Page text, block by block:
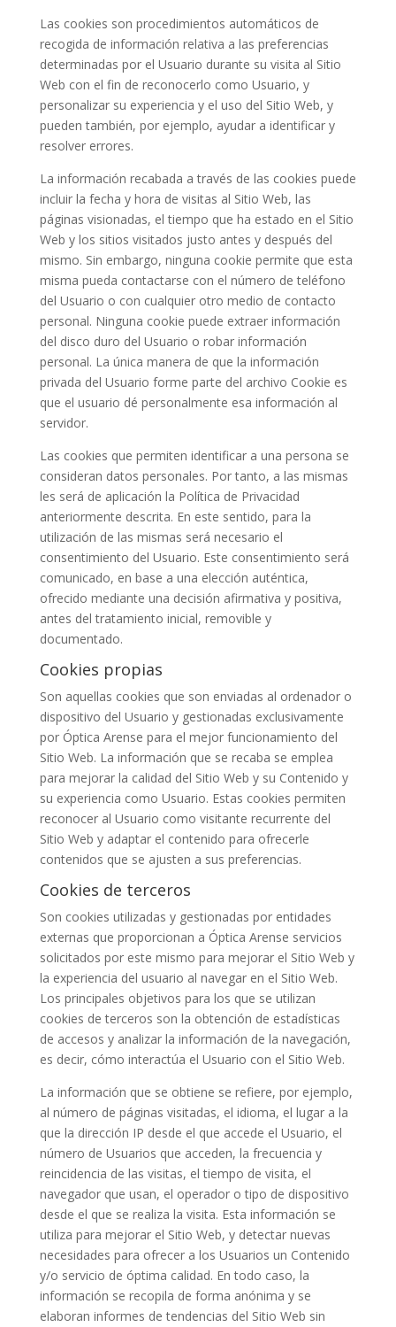
Las cookies son procedimientos automáticos de
recogida de información relativa a las preferencias
determinadas por el Usuario durante su visita al Sitio
Web con el fin de reconocerlo como Usuario, y
personalizar su experiencia y el uso del Sitio Web, y
pueden también, por ejemplo, ayudar a identificar y
resolver errores.
La información recabada a través de las cookies puede
incluir la fecha y hora de visitas al Sitio Web, las
páginas visionadas, el tiempo que ha estado en el Sitio
Web y los sitios visitados justo antes y después del
mismo. Sin embargo, ninguna cookie permite que esta
misma pueda contactarse con el número de teléfono
del Usuario o con cualquier otro medio de contacto
personal. Ninguna cookie puede extraer información
del disco duro del Usuario o robar información
personal. La única manera de que la información
privada del Usuario forme parte del archivo Cookie es
que el usuario dé personalmente esa información al
servidor.
Las cookies que permiten identificar a una persona se
consideran datos personales. Por tanto, a las mismas
les será de aplicación la Política de Privacidad
anteriormente descrita. En este sentido, para la
utilización de las mismas será necesario el
consentimiento del Usuario. Este consentimiento será
comunicado, en base a una elección auténtica,
ofrecido mediante una decisión afirmativa y positiva,
antes del tratamiento inicial, removible y
documentado.
Cookies propias
Son aquellas cookies que son enviadas al ordenador o
dispositivo del Usuario y gestionadas exclusivamente
por Óptica Arense para el mejor funcionamiento del
Sitio Web. La información que se recaba se emplea
para mejorar la calidad del Sitio Web y su Contenido y
su experiencia como Usuario. Estas cookies permiten
reconocer al Usuario como visitante recurrente del
Sitio Web y adaptar el contenido para ofrecerle
contenidos que se ajusten a sus preferencias.
Cookies de terceros
Son cookies utilizadas y gestionadas por entidades
externas que proporcionan a Óptica Arense servicios
solicitados por este mismo para mejorar el Sitio Web y
la experiencia del usuario al navegar en el Sitio Web.
Los principales objetivos para los que se utilizan
cookies de terceros son la obtención de estadísticas
de accesos y analizar la información de la navegación,
es decir, cómo interactúa el Usuario con el Sitio Web.
La información que se obtiene se refiere, por ejemplo,
al número de páginas visitadas, el idioma, el lugar a la
que la dirección IP desde el que accede el Usuario, el
número de Usuarios que acceden, la frecuencia y
reincidencia de las visitas, el tiempo de visita, el
navegador que usan, el operador o tipo de dispositivo
desde el que se realiza la visita. Esta información se
utiliza para mejorar el Sitio Web, y detectar nuevas
necesidades para ofrecer a los Usuarios un Contenido
y/o servicio de óptima calidad. En todo caso, la
información se recopila de forma anónima y se
elaboran informes de tendencias del Sitio Web sin